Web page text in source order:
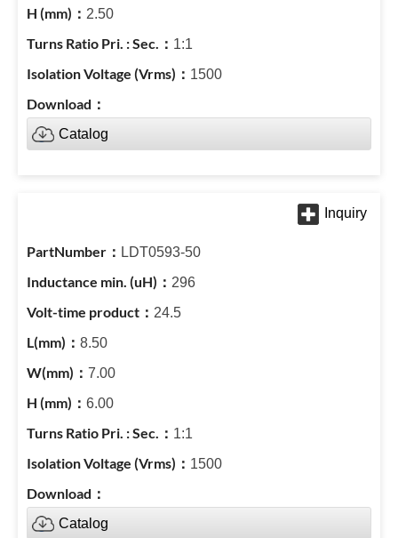
2.50
1:1
1500
Catalog
LDT0593-50
296
24.5
8.50
7.00
6.00
1:1
1500
Catalog